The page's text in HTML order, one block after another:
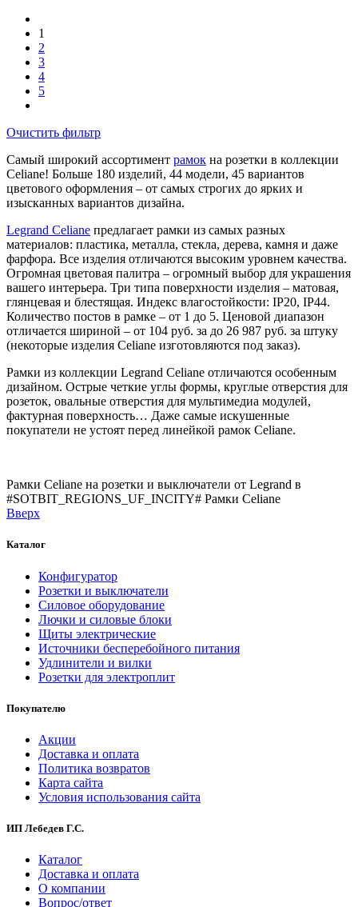
1
2
3
4
5
Очистить фильтр
Самый широкий ассортимент рамок на розетки в коллекции
Celiane! Больше 180 изделий, 44 модели, 45 вариантов
цветового оформления – от самых строгих до ярких и
изысканных вариантов дизайна.
Legrand Celiane предлагает рамки из самых разных
материалов: пластика, металла, стекла, дерева, камня и даже
фарфора. Все изделия отличаются высоким уровнем качества.
Огромная цветовая палитра – огромный выбор для украшения
вашего интерьера. Три типа поверхности изделия – матовая,
глянцевая и блестящая. Индекс влагостойкости: IP20, IP44.
Количество постов в рамке – от 1 до 5. Ценовой диапазон
отличается шириной – от 104 руб. за до 26 987 руб. за штуку
(некоторые изделия Celiane изготовляются под заказ).
Рамки из коллекции Legrand Celiane отличаются особенным
дизайном. Острые четкие углы формы, круглые отверстия для
розеток, овальные отверстия для мультимедиа модулей,
фактурная поверхность… Даже самые искушенные
покупатели не устоят перед линейкой рамок Celiane.
Рамки Celiane на розетки и выключатели от Legrand в
#SOTBIT_REGIONS_UF_INCITY# Рамки Celiane
Вверх
Каталог
Конфигуратор
Розетки и выключатели
Силовое оборудование
Лючки и силовые блоки
Щиты электрические
Источники бесперебойного питания
Удлинители и вилки
Розетки для электроплит
Покупателю
Акции
Доставка и оплата
Политика возвратов
Карта сайта
Условия использования сайта
ИП Лебедев Г.С.
Каталог
Доставка и оплата
О компании
Вопрос/ответ